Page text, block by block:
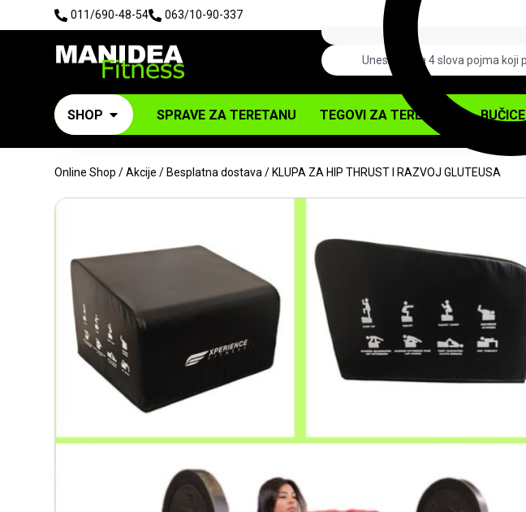
011/690-48-54 063/10-90-337
SHOP SPRAVE ZA TERETANU TEGOVI ZA TERETANU BUČICE
Online Shop /Akcije / Besplatna dostava / KLUPA ZA HIP THRUST I RAZVOJ GLUTEUSA
TRENUTNO NEDOSTUPNO